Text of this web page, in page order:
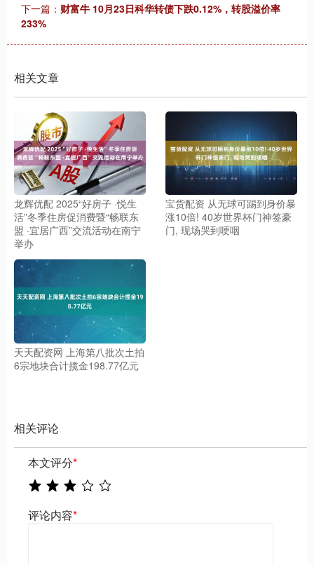
下一篇： 财富牛 10月23日科华转债下跌0.12%，转股溢价率
233%
相关文章
龙辉优配 2025“好房子 ·悦生
活”冬季住房促消费暨“畅联东
盟 ·宜居广西”交流活动在南宁
举办
宝货配资 从无球可踢到身价暴
涨10倍! 40岁世界杯门神签豪
门, 现场哭到哽咽
天天配资网 上海第八批次土拍
6宗地块合计揽金198.77亿元
相关评论
本文评分*
评论内容*